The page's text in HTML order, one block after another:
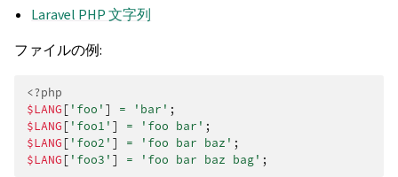
Laravel PHP 文字列
ファイルの例:
<?php
$LANG [ 'foo' ] = 'bar' ;
$LANG [ 'foo1' ] = 'foo bar' ;
$LANG [ 'foo2' ] = 'foo bar baz' ;
$LANG [ 'foo3' ] = 'foo bar baz bag' ;